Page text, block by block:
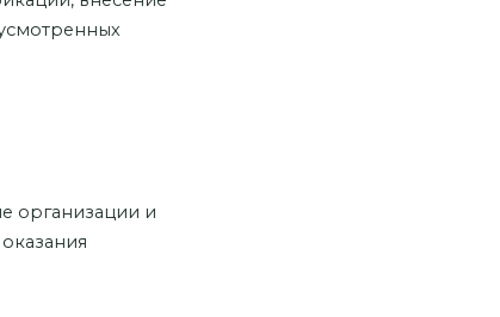
организации и